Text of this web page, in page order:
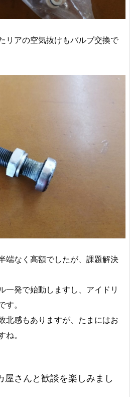
リアの空気抜けもバルブ交換で
端なく高額でしたが、課題解決
一発で始動しますし、アイドリ
。
北感もありますが、たまにはお
。
屋さんと歓談を楽しみまし